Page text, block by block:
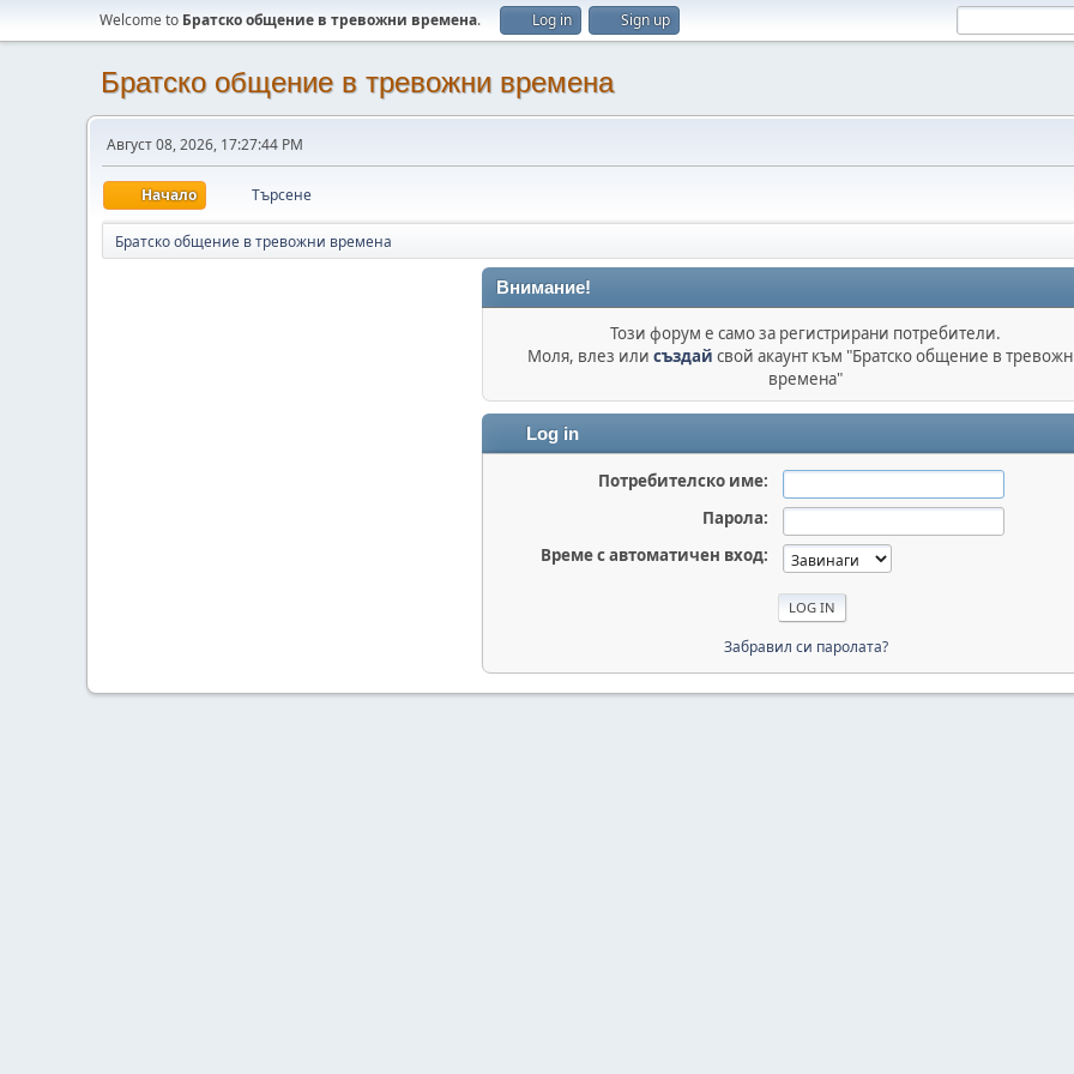
Welcome to Братско общение в тревожни времена. Log in Sign up
Братско общение в тревожни времена
Август 08, 2026, 17:27:44 PM
Начало Търсене
Братско общение в тревожни времена
Внимание!
Този форум е само за регистрирани потребители.
Моля, влез или създай свой акаунт към "Братско общение в
времена"
Log in
Потребителско име:
Парола:
Време с автоматичен вход:
Забравил си паролата?